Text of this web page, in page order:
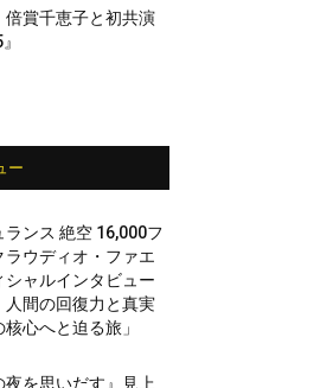
倍賞千恵子と初共演
ー
ランス 絶空 16,000フ
ラウディオ・ファエ
シャルインタビュー
人間の回復力と真実
心へと迫る旅」
夜を思いだす』見上